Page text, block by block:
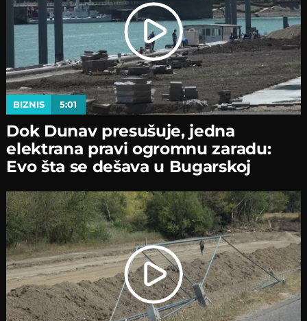
BIZNIS 5:01
Dok Dunav presušuje, jedna
elektrana pravi ogromnu zaradu:
Evo šta se dešava u Bugarskoj